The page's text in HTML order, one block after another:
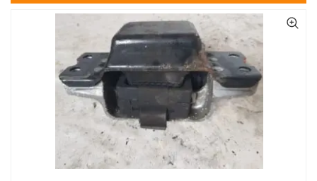
Akumuliatorius
Padangos
Prisijungti prie paskyros
Pagojo k., Uosių g. 124, Kelmės raj.